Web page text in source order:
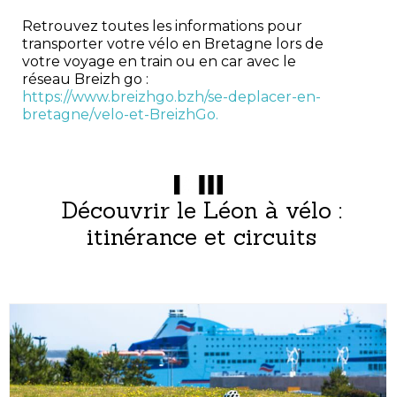
Retrouvez toutes les informations pour
transporter votre vélo en Bretagne lors de
votre voyage en train ou en car avec le
réseau Breizh go :
https://www.breizhgo.bzh/se-deplacer-en-
bretagne/velo-et-BreizhGo.
Découvrir le Léon à vélo :
itinérance et circuits